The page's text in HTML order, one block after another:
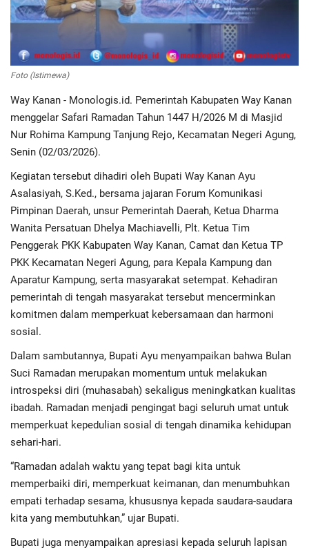
Regional
Pendidikan
Ekonomi
Olahraga
Wisata
Politik
Hukum & Kriminal
Internasional
Advertorial
Monologis TV
Foto (Istimewa)
Way Kanan - Monologis.id. Pemerintah Kabupaten Way Kanan
menggelar Safari Ramadan Tahun 1447 H/2026 M di Masjid
Nur Rohima Kampung Tanjung Rejo, Kecamatan Negeri Agung,
Senin (02/03/2026).
Kegiatan tersebut dihadiri oleh Bupati Way Kanan Ayu
Asalasiyah, S.Ked., bersama jajaran Forum Komunikasi
Pimpinan Daerah, unsur Pemerintah Daerah, Ketua Dharma
Wanita Persatuan Dhelya Machiavelli, Plt. Ketua Tim
Penggerak PKK Kabupaten Way Kanan, Camat dan Ketua TP
PKK Kecamatan Negeri Agung, para Kepala Kampung dan
Aparatur Kampung, serta masyarakat setempat. Kehadiran
pemerintah di tengah masyarakat tersebut mencerminkan
komitmen dalam memperkuat kebersamaan dan harmoni
sosial.
Dalam sambutannya, Bupati Ayu menyampaikan bahwa Bulan
Suci Ramadan merupakan momentum untuk melakukan
introspeksi diri (muhasabah) sekaligus meningkatkan kualitas
ibadah. Ramadan menjadi pengingat bagi seluruh umat untuk
memperkuat kepedulian sosial di tengah dinamika kehidupan
sehari-hari.
“Ramadan adalah waktu yang tepat bagi kita untuk
memperbaiki diri, memperkuat keimanan, dan menumbuhkan
empati terhadap sesama, khususnya kepada saudara-saudara
kita yang membutuhkan,” ujar Bupati.
Bupati juga menyampaikan apresiasi kepada seluruh lapisan